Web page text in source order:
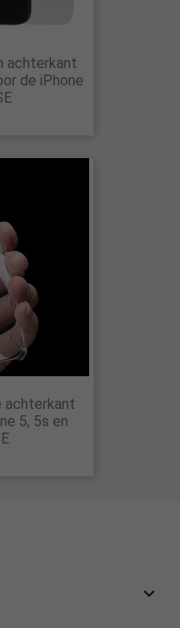
achterkant
de iPhone
achterkant
5, 5s en
